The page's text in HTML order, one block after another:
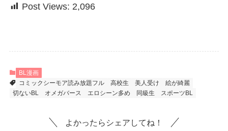
Post Views: 2,096
BL漫画
コミックシーモア読み放題フル
高校生 美人受け
絵が綺麗
切ないBL
オメガバース エロシーン多め 同級生 スポーツBL
よかったらシェアしてね！